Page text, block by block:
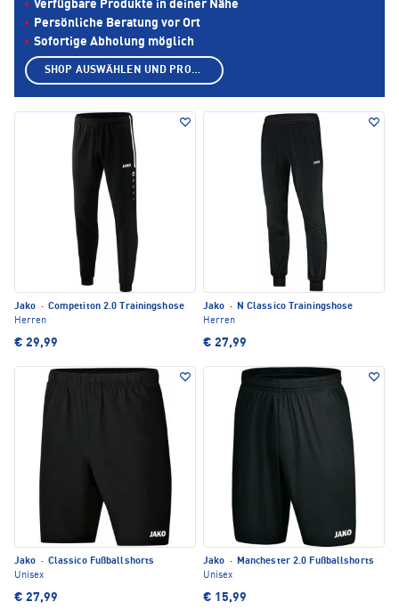
Jako · Competiton 2.0 Trainingshose
Herren
€ 29,99
Jako · N Classico Trainingshose
Herren
€ 27,99
Jako · Classico Fußballshorts
Unisex
€ 27,99
Jako · Manchester 2.0 Fußballshorts
Unisex
€ 15,99
Verfügbare Produkte in deiner Nähe
Persönliche Beratung vor Ort
Sofortige Abholung möglich
SHOP AUSWÄHLEN UND PRODUKTE ANZEIGEN